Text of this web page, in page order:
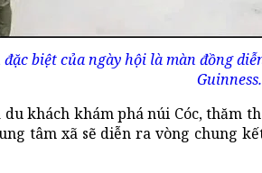
biệt của ngày hội là màn đồng
khách khám phá núi Cóc, thăm
tâm xã sẽ diễn ra vòng chung